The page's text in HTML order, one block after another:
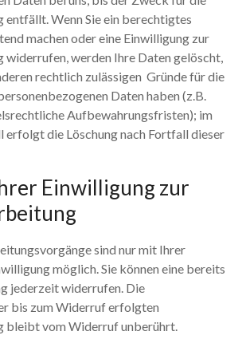
entfällt. Wenn Sie ein berechtigtes
machen oder eine Einwilligung zur
widerrufen, werden Ihre Daten gelöscht,
rechtlich zulässigen Gründe für die
Daten haben (z.B.
Aufbewahrungsfristen); im
erfolgt die Löschung nach Fortfall dieser
Einwilligung zur
sind nur mit Ihrer
möglich. Sie können eine bereits
jederzeit widerrufen. Die
bis zum Widerruf erfolgten
bleibt vom Widerruf unberührt.